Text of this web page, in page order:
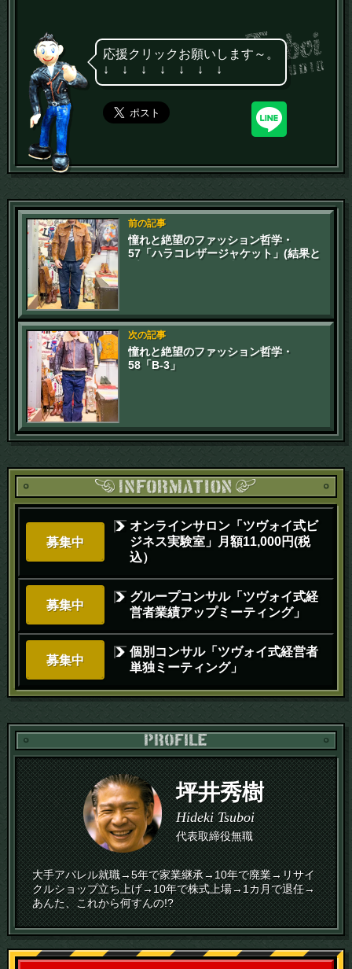
応援クリックお願いします～。
↓ ↓ ↓ ↓ ↓ ↓ ↓
前の記事
憧れと絶望のファッション哲学・
57「ハラコレザージャケット」(結果と
次の記事
憧れと絶望のファッション哲学・
58「B-3」
募集中
オンラインサロン「ツヴォイ式ビ
ジネス実験室」月額11,000円(税
込）
募集中
グループコンサル「ツヴォイ式経
営者業績アップミーティング」
募集中
個別コンサル「ツヴォイ式経営者
単独ミーティング」
坪井秀樹
Hideki Tsuboi
代表取締役無職
大手アパレル就職→5年で家業継承→10年で廃業→リサイ
クルショップ立ち上げ→10年で株式上場→1カ月で退任→
あんた、これから何すんの!?